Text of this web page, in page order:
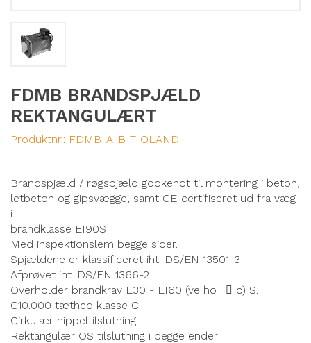
FDMB BRANDSPJÆLD
REKTANGULÆRT
Produktnr.: FDMB-A-B-T-OLAND
Brandspjæld / røgspjæld godkendt til montering i beton,
letbeton og gipsvægge, samt CE-certifiseret ud fra væg
i
brandklasse EI90S
Med inspektionslem begge sider.
Spjældene er klassificeret iht. DS/EN 13501-3
Afprøvet iht. DS/EN 1366-2
Overholder brandkrav E30 - EI60 (ve ho i  o) S.
C10.000 tæthed klasse C
Cirkulær nippeltilslutning
Rektangulær OS tilslutning i begge ender